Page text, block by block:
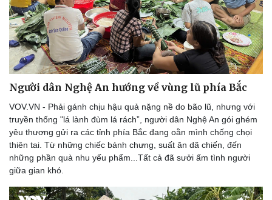
Người dân Nghệ An hướng về vùng lũ phía Bắc
VOV.VN - Phải gánh chịu hậu quả nặng nề do bão lũ, nhưng với
truyền thống "lá lành đùm lá rách”, người dân Nghệ An gói ghém
yêu thương gửi ra các tỉnh phía Bắc đang oằn mình chống chọi
thiên tai. Từ những chiếc bánh chưng, suất ăn dã chiến, đến
những phần quà nhu yếu phẩm...Tất cả đã sưởi ấm tình người
giữa gian khó.